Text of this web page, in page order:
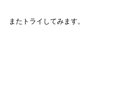
またトライしてみます。